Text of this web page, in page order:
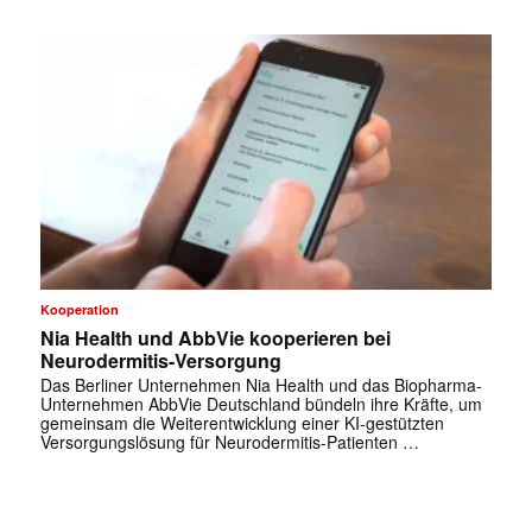
Kooperation
Nia Health und AbbVie kooperieren bei
Neurodermitis-Versorgung
Das Berliner Unternehmen Nia Health und das Biopharma-
Unternehmen AbbVie Deutschland bündeln ihre Kräfte, um
gemeinsam die Weiterentwicklung einer KI-gestützten
Versorgungslösung für Neurodermitis-Patienten …